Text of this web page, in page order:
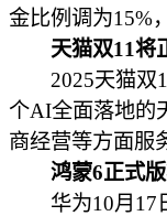
金比例调为15%
天猫双11将
2025天猫双11
个AI全面落地的
商经营等方面服
鸿蒙6正式版
华为10月17日